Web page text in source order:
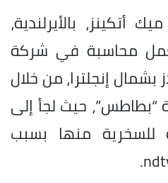
أتكينز، بالأيرلندية،
محاسبة في شركة
إنجلترا، من خلال
“بطاطس”، حيث لجأ إلى
منها بسبب